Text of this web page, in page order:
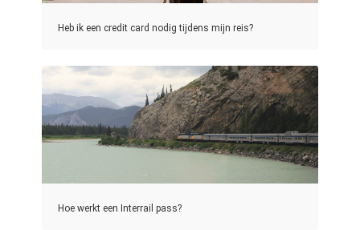
Heb ik een credit card nodig tijdens mijn reis?
Hoe werkt een Interrail pass?